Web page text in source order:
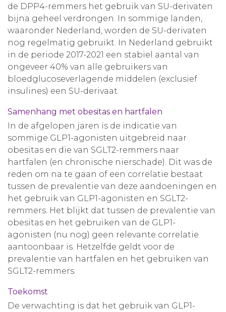
de DPP4-remmers het gebruik van SU-derivaten
bijna geheel verdrongen. In sommige landen,
waaronder Nederland, worden de SU-derivaten
nog regelmatig gebruikt. In Nederland gebruikt
in de periode 2017-2021 een stabiel aantal van
ongeveer 40% van alle gebruikers van
bloedglucoseverlagende middelen (exclusief
insulines) een SU-derivaat.
Samenhang met obesitas en hartfalen
In de afgelopen jaren is de indicatie van
sommige GLP1-agonisten uitgebreid naar
obesitas en die van SGLT2-remmers naar
hartfalen (en chronische nierschade). Dit was de
reden om na te gaan of een correlatie bestaat
tussen de prevalentie van deze aandoeningen en
het gebruik van GLP1-agonisten en SGLT2-
remmers. Het blijkt dat tussen de prevalentie van
obesitas en het gebruiken van de GLP1-
agonisten (nu nog) geen relevante correlatie
aantoonbaar is. Hetzelfde geldt voor de
prevalentie van hartfalen en het gebruiken van
SGLT2-remmers.
Toekomst
De verwachting is dat het gebruik van GLP1-